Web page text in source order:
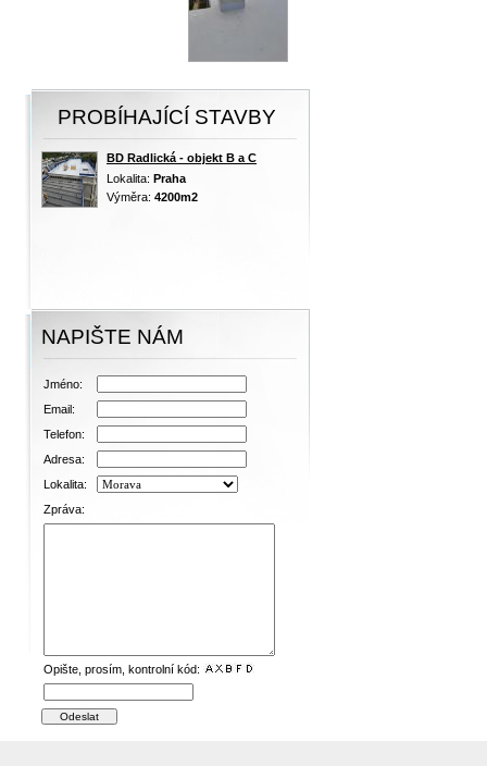
PROBÍHAJÍCÍ STAVBY
BD Radlická - objekt B a C
Lokalita: Praha
Výměra: 4200m2
NAPIŠTE NÁM
Jméno:
Email:
Telefon:
Adresa:
Lokalita:
Zpráva:
Opište, prosím, kontrolní kód: